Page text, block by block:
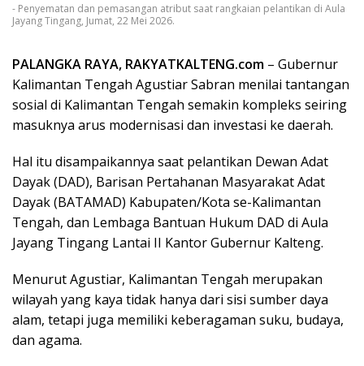
- Penyematan dan pemasangan atribut saat rangkaian pelantikan di Aula
Jayang Tingang, Jumat, 22 Mei 2026.
PALANGKA RAYA, RAKYATKALTENG.com – Gubernur
Kalimantan Tengah Agustiar Sabran menilai tantangan
sosial di Kalimantan Tengah semakin kompleks seiring
masuknya arus modernisasi dan investasi ke daerah.
Hal itu disampaikannya saat pelantikan Dewan Adat
Dayak (DAD), Barisan Pertahanan Masyarakat Adat
Dayak (BATAMAD) Kabupaten/Kota se-Kalimantan
Tengah, dan Lembaga Bantuan Hukum DAD di Aula
Jayang Tingang Lantai II Kantor Gubernur Kalteng.
Menurut Agustiar, Kalimantan Tengah merupakan
wilayah yang kaya tidak hanya dari sisi sumber daya
alam, tetapi juga memiliki keberagaman suku, budaya,
dan agama.